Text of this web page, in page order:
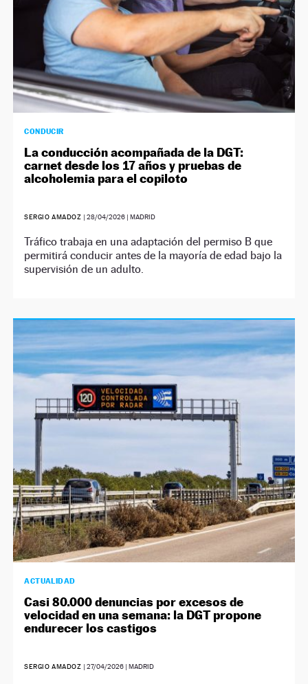
CONDUCIR
La conducción acompañada de la DGT:
carnet desde los 17 años y pruebas de
alcoholemia para el copiloto
SERGIO AMADOZ |28/04/2026 | MADRID
Tráfico trabaja en una adaptación del permiso B que
permitirá conducir antes de la mayoría de edad bajo la
supervisión de un adulto.
ACTUALIDAD
Casi 80.000 denuncias por excesos de
velocidad en una semana: la DGT propone
endurecer los castigos
SERGIO AMADOZ |27/04/2026 | MADRID